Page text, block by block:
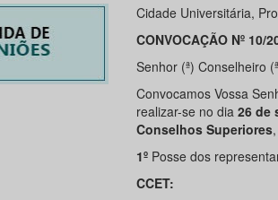
Cidade Universitária,
CONVOCAÇÃO Nº 10/
Senhor (ª) Conselheiro
Convocamos Vossa
realizar-se no dia 26 de
Conselhos Superiores
1º Posse dos
CCET: